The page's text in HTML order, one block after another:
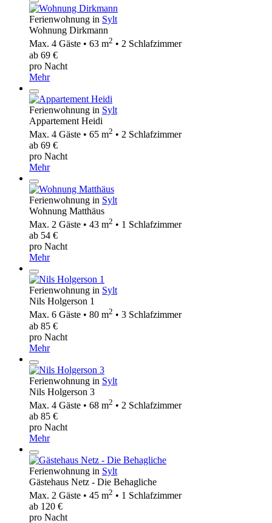
Ferienwohnung in Sylt
Wohnung Dirkmann
Max. 4 Gäste • 63 m2 • 2 Schlafzimmer
ab 69 €
pro Nacht
Mehr
Ferienwohnung in Sylt
Appartement Heidi
Max. 4 Gäste • 65 m2 • 2 Schlafzimmer
ab 69 €
pro Nacht
Mehr
Ferienwohnung in Sylt
Wohnung Matthäus
Max. 2 Gäste • 43 m2 • 1 Schlafzimmer
ab 54 €
pro Nacht
Mehr
Ferienwohnung in Sylt
Nils Holgerson 1
Max. 6 Gäste • 80 m2 • 3 Schlafzimmer
ab 85 €
pro Nacht
Mehr
Ferienwohnung in Sylt
Nils Holgerson 3
Max. 4 Gäste • 68 m2 • 2 Schlafzimmer
ab 85 €
pro Nacht
Mehr
Ferienwohnung in Sylt
Gästehaus Netz - Die Behagliche
Max. 2 Gäste • 45 m2 • 1 Schlafzimmer
ab 120 €
pro Nacht